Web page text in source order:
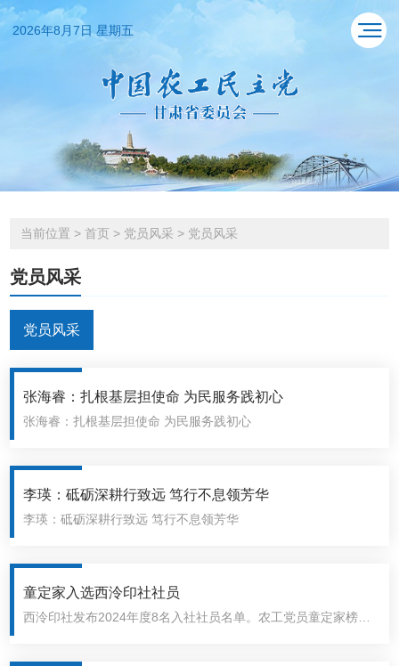
2026年8月7日 星期五
当前位置 > 首页 > 党员风采 > 党员风采
党员风采
党员风采
张海睿：扎根基层担使命 为民服务践初心
张海睿：扎根基层担使命 为民服务践初心
李瑛：砥砺深耕行致远 笃行不息领芳华
李瑛：砥砺深耕行致远 笃行不息领芳华
童定家入选西泠印社社员
西泠印社发布2024年度8名入社社员名单。农工党员童定家榜上